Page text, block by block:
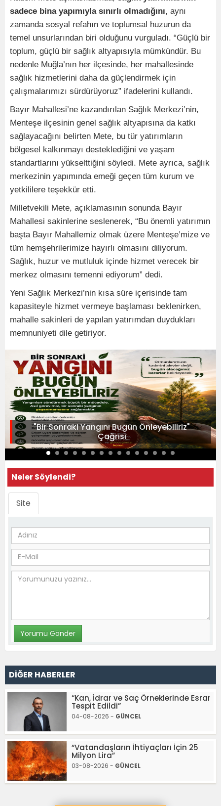
sadece bina yapımıyla sınırlı olmadığını, aynı
zamanda sosyal refahın ve toplumsal huzurun da
temel unsurlarından biri olduğunu vurguladı. “Güçlü bir
toplum, güçlü bir sağlık altyapısıyla mümkündür. Bu
nedenle Muğla’nın her ilçesinde, her mahallesinde
sağlık hizmetlerini daha da güçlendirmek için
çalışmalarımızı sürdürüyoruz” ifadelerini kullandı.
Bayır Mahallesi’ne kazandırılan Sağlık Merkezi’nin,
Menteşe ilçesinin genel sağlık altyapısına da katkı
sağlayacağını belirten Mete, bu tür yatırımların
bölgesel kalkınmayı desteklediğini ve yaşam
standartlarını yükselttiğini söyledi. Mete ayrıca, sağlık
merkezinin yapımında emeği geçen tüm kurum ve
yetkililere teşekkür etti.
Milletvekili Mete, açıklamasının sonunda Bayır
Mahallesi sakinlerine seslenerek, “Bu önemli yatırımın
başta Bayır Mahallemiz olmak üzere Menteşe’mize ve
tüm hemşehrilerimize hayırlı olmasını diliyorum.
Sağlık, huzur ve mutluluk içinde hizmet verecek bir
merkez olmasını temenni ediyorum” dedi.
Yeni Sağlık Merkezi’nin kısa süre içerisinde tam
kapasiteyle hizmet vermeye başlaması beklenirken,
mahalle sakinleri de yapılan yatırımdan duydukları
memnuniyeti dile getiriyor.
"Bir Sonraki Yangını Bugün Önleyebiliriz"
Çağrısı
Neler Söylendi?
Site
DİĞER HABERLER
“Kan, İdrar ve Saç Örneklerinde Esrar
Tespit Edildi”
04-08-2026 - GÜNCEL
“Vatandaşların İhtiyaçları İçin 25
Milyon Lira”
03-08-2026 - GÜNCEL